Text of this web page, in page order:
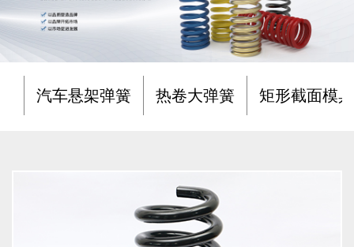
汽车悬架弹簧 热卷大弹簧 矩形截面模